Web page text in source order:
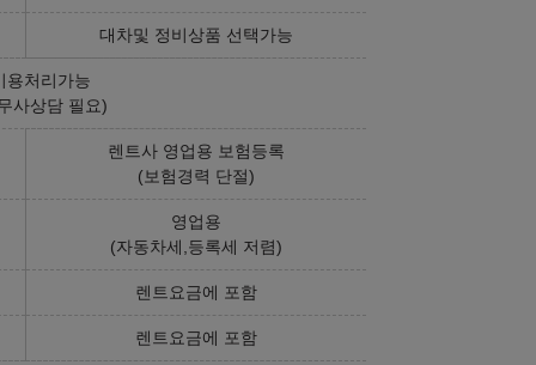
대차및 정비상품 선택가능
용처리가능
사상담 필요)
렌트사 영업용 보험등록
(보험경력 단절)
영업용
(자동차세,등록세 저렴)
렌트요금에 포함
렌트요금에 포함